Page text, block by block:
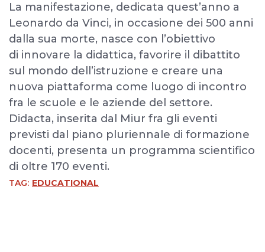
La manifestazione, dedicata quest’anno a
Leonardo da Vinci, in occasione dei 500 anni
dalla sua morte, nasce con l’obiettivo
di innovare la didattica, favorire il dibattito
sul mondo dell’istruzione e creare una
nuova piattaforma come luogo di incontro
fra le scuole e le aziende del settore.
Didacta, inserita dal Miur fra gli eventi
previsti dal piano pluriennale di formazione
docenti, presenta un programma scientifico
di oltre 170 eventi.
TAG: EDUCATIONAL